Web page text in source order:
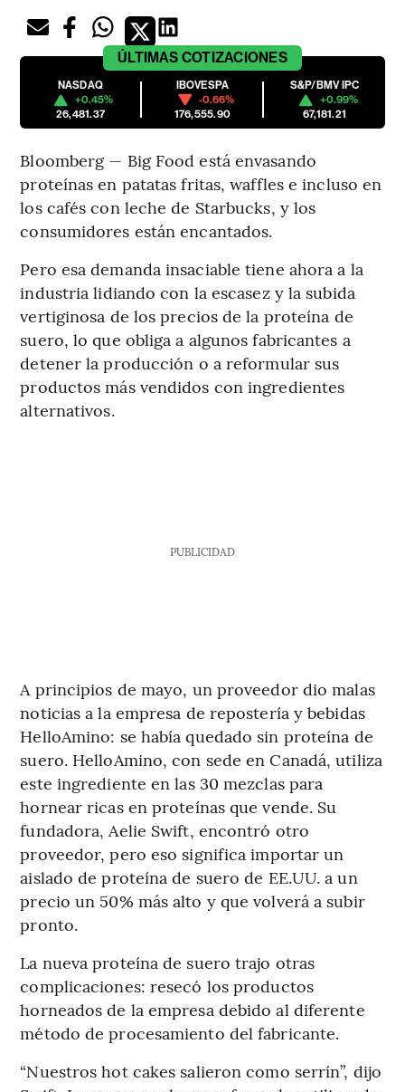
ÚLTIMAS COTIZACIONES
NASDAQ
+0.45%
26,481.37
IBOVESPA
-0.66%
176,555.90
S&P/BMV IPC
+0.99%
67,181.21
Bloomberg — Big Food está envasando
proteínas en patatas fritas, waffles e incluso en
los cafés con leche de Starbucks, y los
consumidores están encantados.
Pero esa demanda insaciable tiene ahora a la
industria lidiando con la escasez y la subida
vertiginosa de los precios de la proteína de
suero, lo que obliga a algunos fabricantes a
detener la producción o a reformular sus
productos más vendidos con ingredientes
alternativos.
PUBLICIDAD
A principios de mayo, un proveedor dio malas
noticias a la empresa de repostería y bebidas
HelloAmino: se había quedado sin proteína de
suero. HelloAmino, con sede en Canadá, utiliza
este ingrediente en las 30 mezclas para
hornear ricas en proteínas que vende. Su
fundadora, Aelie Swift, encontró otro
proveedor, pero eso significa importar un
aislado de proteína de suero de EE.UU. a un
precio un 50% más alto y que volverá a subir
pronto.
La nueva proteína de suero trajo otras
complicaciones: resecó los productos
horneados de la empresa debido al diferente
método de procesamiento del fabricante.
“Nuestros hot cakes salieron como serrín”, dijo